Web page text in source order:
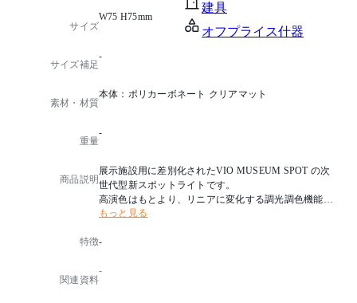
建具
オフプライス什器
サイズ
W75 H75mm
サイズ補足
-
素材・材質
本体：ポリカーボネート クリアマット
重量
-
商品説明
展示施設用に差別化されたVIO MUSEUM SPOT の次
世代型新スポットライトです。
高演色はもとより、リニアに変化する調光調色機能付
きでリニューアル。
カッターユニット・レンズミラーユニット各種ご用意
もっと見る
特徴-
関連資料
-